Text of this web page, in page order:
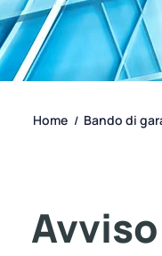
Home / Bando di